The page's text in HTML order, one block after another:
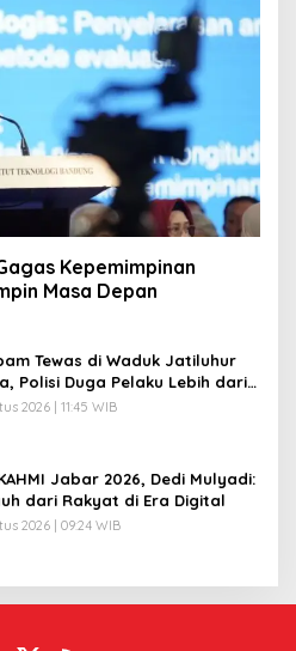
Kepemimpinan
Masa Depan
Tewas di Waduk Jatiluhur
Polisi Duga Pelaku Lebih dari 1
2026 | 11:45 WIB
Jabar 2026, Dedi Mulyadi:
dari Rakyat di Era Digital
2026 | 09:24 WIB